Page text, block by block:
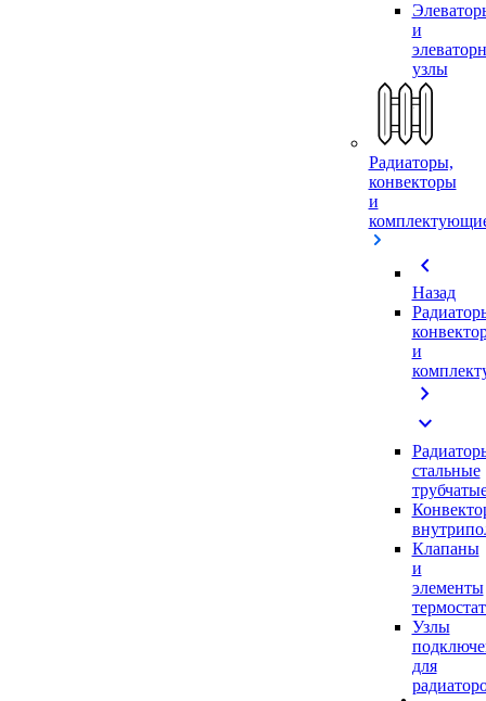
и
узлы
Радиаторы,
конвекторы
и
chevron_left
Назад
и
chevron_right
expand_more
стальные
Клапаны
и
элементы
Узлы
для